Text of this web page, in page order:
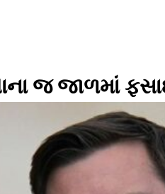
જ જાળમાં